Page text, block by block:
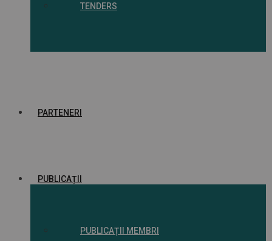
TENDERS
PARTENERI
PUBLICAȚII
PUBLICAȚII MEMBRI